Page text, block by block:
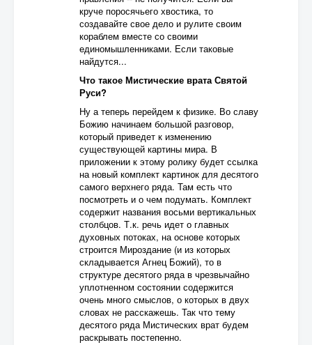
круче поросячьего хвостика, то
создавайте свое дело и рулите своим
кораблем вместе со своими
единомышленниками. Если таковые
найдутся...
Что такое Мистические врата Святой
Руси?
Ну а теперь перейдем к физике. Во славу
Божию начинаем большой разговор,
который приведет к изменению
существующей картины мира. В
приложении к этому ролику будет ссылка
на новый комплект картинок для десятого
самого верхнего ряда. Там есть что
посмотреть и о чем подумать. Комплект
содержит названия восьми вертикальных
столбцов. Т.к. речь идет о главных
духовных потоках, на основе которых
строится Мироздание (и из которых
складывается Агнец Божий), то в
структуре десятого ряда в чрезвычайно
уплотненном состоянии содержится
очень много смыслов, о которых в двух
словах не расскажешь. Так что тему
десятого ряда Мистических врат будем
раскрывать постепенно.